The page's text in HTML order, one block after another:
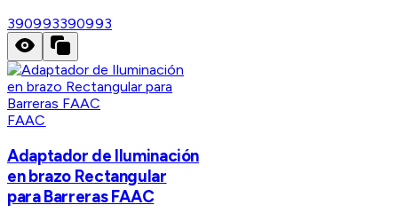
390993390993
FAAC
Adaptador de Iluminación
en brazo Rectangular
para Barreras FAAC